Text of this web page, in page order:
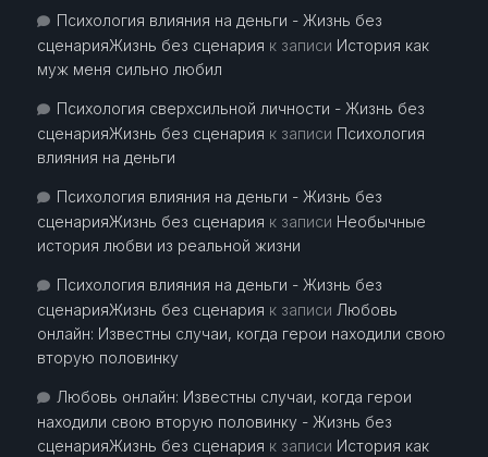
Психология влияния на деньги - Жизнь без
сценарияЖизнь без сценария к записи История как
муж меня сильно любил
Психология сверхсильной личности - Жизнь без
сценарияЖизнь без сценария к записи Психология
влияния на деньги
Психология влияния на деньги - Жизнь без
сценарияЖизнь без сценария к записи Необычные
история любви из реальной жизни
Психология влияния на деньги - Жизнь без
сценарияЖизнь без сценария к записи Любовь
онлайн: Известны случаи, когда герои находили свою
вторую половинку
Любовь онлайн: Известны случаи, когда герои
находили свою вторую половинку - Жизнь без
сценарияЖизнь без сценария к записи История как